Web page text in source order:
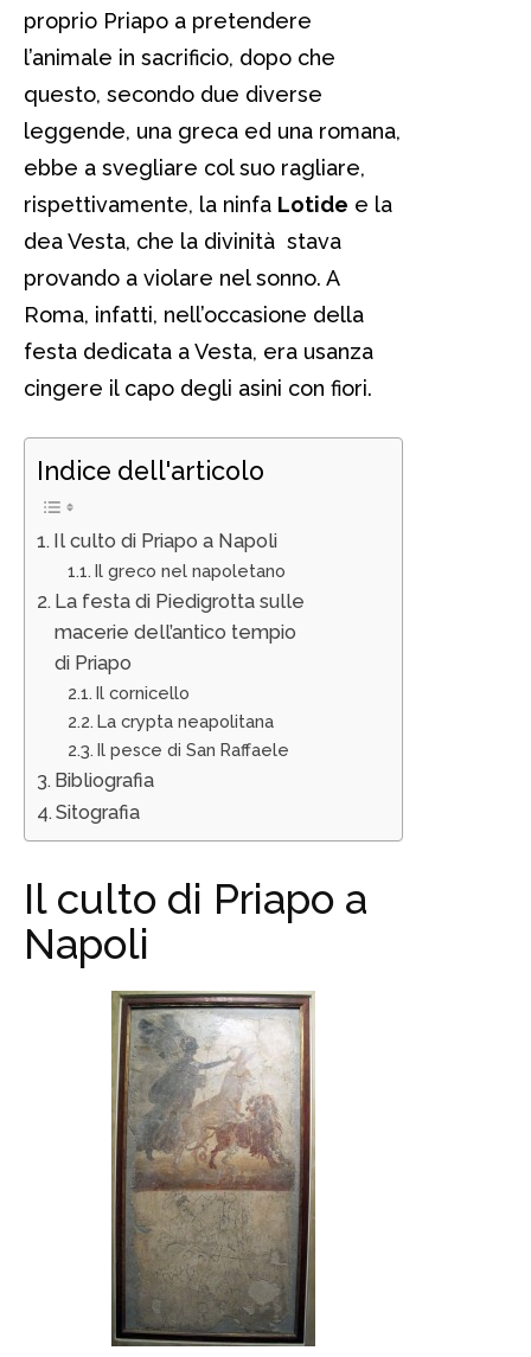
proprio Priapo a pretendere
l’animale in sacrificio, dopo che
questo, secondo due diverse
leggende, una greca ed una romana,
ebbe a svegliare col suo ragliare,
rispettivamente, la ninfa Lotide e la
dea Vesta, che la divinità stava
provando a violare nel sonno. A
Roma, infatti, nell’occasione della
festa dedicata a Vesta, era usanza
cingere il capo degli asini con fiori.
Indice dell'articolo
Il culto di Priapo a Napoli
Il greco nel napoletano
La festa di Piedigrotta sulle
macerie dell’antico tempio
di Priapo
Il cornicello
La crypta neapolitana
Il pesce di San Raffaele
Bibliografia
Sitografia
Il culto di Priapo a
Napoli